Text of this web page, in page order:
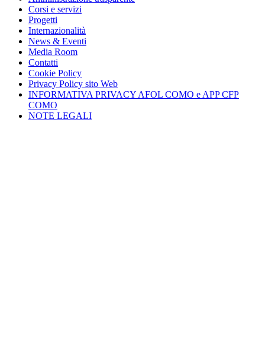
Corsi e servizi
Progetti
Internazionalità
News & Eventi
Media Room
Contatti
Cookie Policy
Privacy Policy sito Web
INFORMATIVA PRIVACY AFOL COMO e APP CFP
COMO
NOTE LEGALI